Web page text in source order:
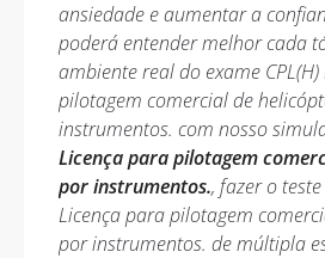
ansiedade e aumentar a
poderá entender melhor cada
ambiente real do exame
pilotagem comercial de
instrumentos. com nosso
Licença para pilotagem
por instrumentos., fazer o
Licença para pilotagem
por instrumentos. de múltipla